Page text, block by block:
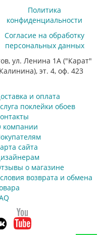
Политика
конфиденциальности
Согласие на обработку
персональных данных
ул. Ленина 1А ("Карат"
эт. 4, оф. 423
и оплата
поклейки обоев
компании
сайта
о магазине
возврата и обмена